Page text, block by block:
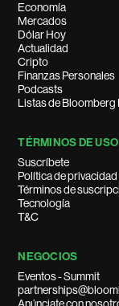
Economía
Mercados
Dólar Hoy
Actualidad
Cripto
Finanzas Personales
Podcasts
Listas de Bloomberg
TÉRMINOS DE USO
Suscríbete
Política de privacidad
Términos de
Tecnología
T&C
NEGOCIOS
Eventos - Summit